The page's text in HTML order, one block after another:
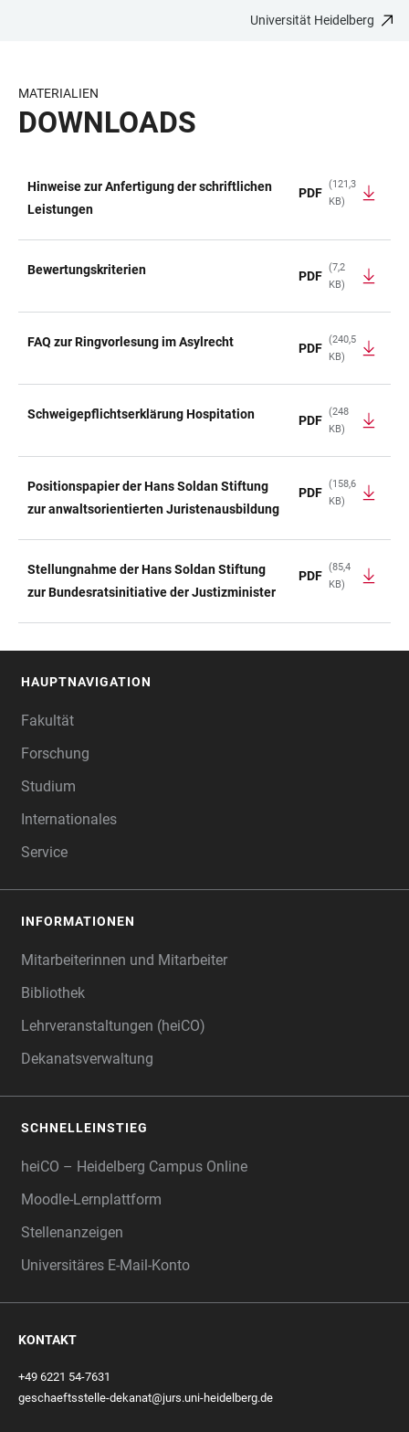
BARRIEREFREIHEIT
Universität Heidelberg
MATERIALIEN
DOWNLOADS
TABELLE
Hinweise zur Anfertigung der schriftlichen
Leistungen
PDF
(121,3
KB)
Bewertungskriterien PDF
(7,2
KB)
FAQ zur Ringvorlesung im Asylrecht PDF
(240,5
KB)
Schweigepflichtserklärung Hospitation PDF
(248
KB)
Positionspapier der Hans Soldan Stiftung
zur anwaltsorientierten Juristenausbildung
PDF
(158,6
KB)
Stellungnahme der Hans Soldan Stiftung
zur Bundesratsinitiative der Justizminister
PDF
(85,4
KB)
HAUPTNAVIGATION
Fakultät
Forschung
Studium
Internationales
Service
INFORMATIONEN
Mitarbeiterinnen und Mitarbeiter
Bibliothek
Lehrveranstaltungen (heiCO)
Dekanatsverwaltung
SCHNELLEINSTIEG
heiCO – Heidelberg Campus Online
Moodle-Lernplattform
Stellenanzeigen
Universitäres E-Mail-Konto
KONTAKT
+49 6221 54-7631
geschaeftsstelle-dekanat@jurs.uni-heidelberg.de